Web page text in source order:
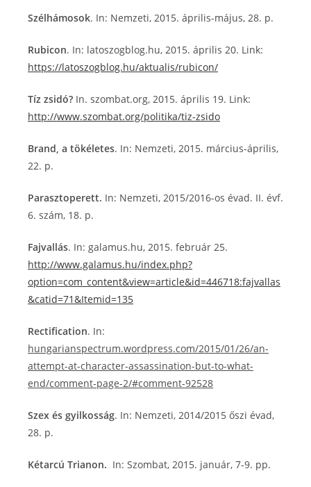
Szélhámosok. In: Nemzeti, 2015. április-május, 28. p.
Rubicon. In: latoszogblog.hu, 2015. április 20. Link:
https://latoszogblog.hu/aktualis/rubicon/
Tíz zsidó? In. szombat.org, 2015. április 19. Link:
http://www.szombat.org/politika/tiz-zsido
Brand, a tökéletes. In: Nemzeti, 2015. március-április,
22. p.
Parasztoperett. In: Nemzeti, 2015/2016-os évad. II. évf.
6. szám, 18. p.
Fajvallás. In: galamus.hu, 2015. február 25.
http://www.galamus.hu/index.php?
option=com_content&view=article&id=446718:fajvallas
&catid=71&Itemid=135
Rectification. In:
hungarianspectrum.wordpress.com/2015/01/26/an-
attempt-at-character-assassination-but-to-what-
end/comment-page-2/#comment-92528
Szex és gyilkosság. In: Nemzeti, 2014/2015 őszi évad,
28. p.
Kétarcú Trianon. In: Szombat, 2015. január, 7-9. pp.